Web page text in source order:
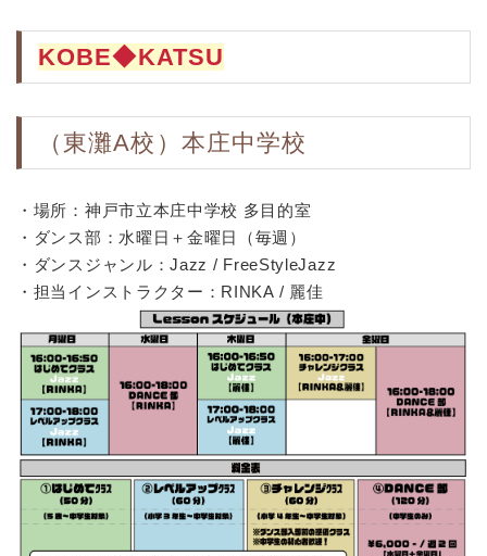
KOBE◆KATSU
（東灘A校）本庄中学校
・場所：神戸市立本庄中学校 多目的室
・ダンス部：水曜日＋金曜日（毎週）
・ダンスジャンル：Jazz / FreeStyleJazz
・担当インストラクター：RINKA / 麗佳